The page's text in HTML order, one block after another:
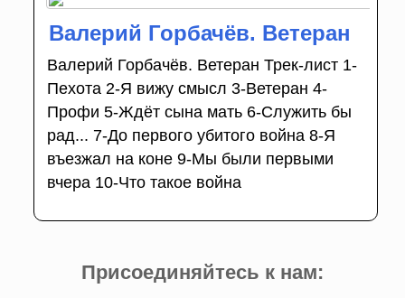
Валерий Горбачёв. Ветеран
Валерий Горбачёв. Ветеран Трек-лист 1-
Пехота 2-Я вижу смысл 3-Ветеран 4-
Профи 5-Ждёт сына мать 6-Служить бы
рад... 7-До первого убитого война 8-Я
въезжал на коне 9-Мы были первыми
вчера 10-Что такое война
Присоединяйтесь к нам: